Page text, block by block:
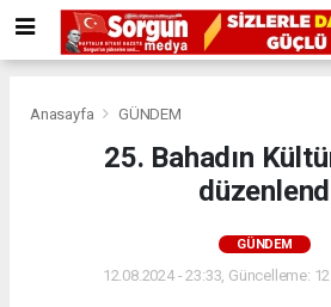
Anasayfa GÜNDEM
25. Bahadın
GÜNDEM
12.08.2024 - 23:33, Güncelleme: